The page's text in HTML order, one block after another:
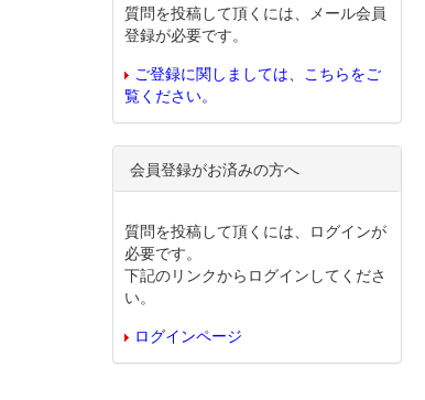
質問を投稿して頂くには、メール会員
登録が必要です。
ご登録に関しましては、こちらをご
覧ください。
会員登録がお済みの方へ
質問を投稿して頂くには、ログインが
必要です。
下記のリンクからログインしてくださ
い。
ログインページ